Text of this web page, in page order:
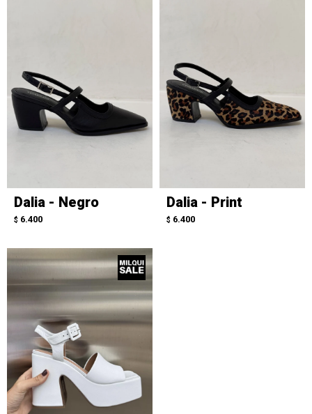
Dalia - Negro
$ 6.400
Dalia - Print
$ 6.400